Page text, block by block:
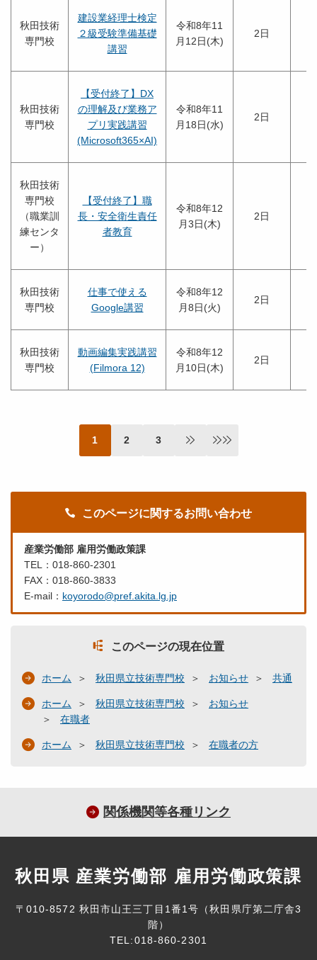
秋田技術
専門校
建設業経理士検定
２級受験準備基礎
講習
令和8年11
月12日(木)
2日
秋田技術
専門校
【受付終了】DX
の理解及び業務ア
プリ実践講習
(Microsoft365×AI)
令和8年11
月18日(水)
2日
秋田技術
専門校
（職業訓
練センタ
ー）
【受付終了】職
長・安全衛生責任
者教育
令和8年12
月3日(木)
2日
秋田技術
専門校
仕事で使える
Google講習
令和8年12
月8日(火)
2日
秋田技術
専門校
動画編集実践講習
(Filmora 12)
令和8年12
月10日(木)
2日
1 2 3 次のページ最後のページ
このページに関するお問い合わせ
産業労働部 雇用労働政策課
TEL：018-860-2301
FAX：018-860-3833
E-mail： koyorodo@pref.akita.lg.jp
このページの現在位置
ホーム 秋田県立技術専門校 お知らせ 共通
ホーム 秋田県立技術専門校
お知らせ
在職者
ホーム 秋田県立技術専門校 在職者の方
関係機関等各種リンク
秋田県 産業労働部 雇用労働政策課
〒010-8572 秋田市山王三丁目1番1号（秋田県庁第二庁舎3
階）
TEL:018-860-2301